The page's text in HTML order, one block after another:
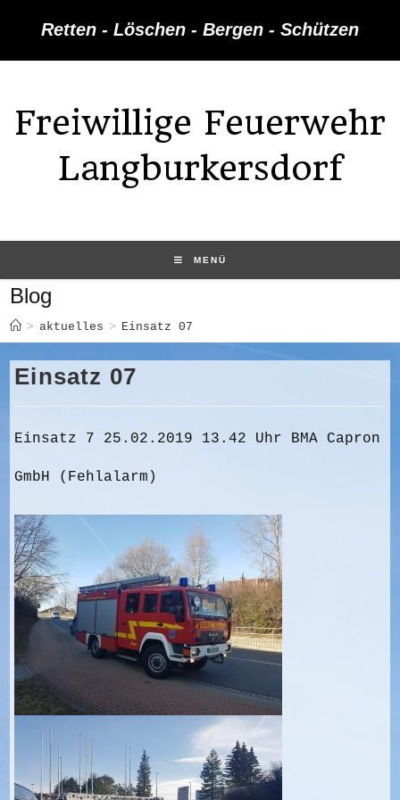
Retten - Löschen - Bergen - Schützen
Freiwillige Feuerwehr
Langburkersdorf
MENÜ
Blog
> aktuelles > Einsatz 07
Einsatz 07
Einsatz 7 25.02.2019 13.42 Uhr BMA Capron
GmbH (Fehlalarm)